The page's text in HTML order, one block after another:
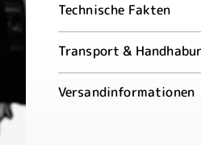
Technische Fakten
Transport &
Versandinformationen